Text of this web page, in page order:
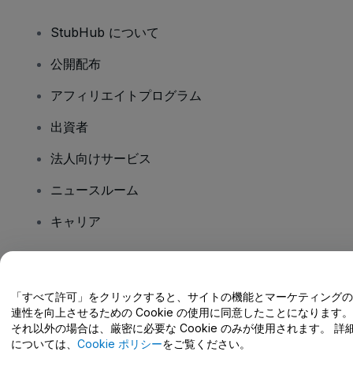
StubHub について
公開配布
アフィリエイトプログラム
出資者
法人向けサービス
ニュースルーム
キャリア
ヘルプセンター / こちらまでご連絡下さい
「すべて許可」をクリックすると、サイトの機能とマーケティング
連性を向上させるための Cookie の使用に同意したことになります。
それ以外の場合は、厳密に必要な Cookie のみが使用されます。 詳
については、 Cookie ポリシーをご覧ください。